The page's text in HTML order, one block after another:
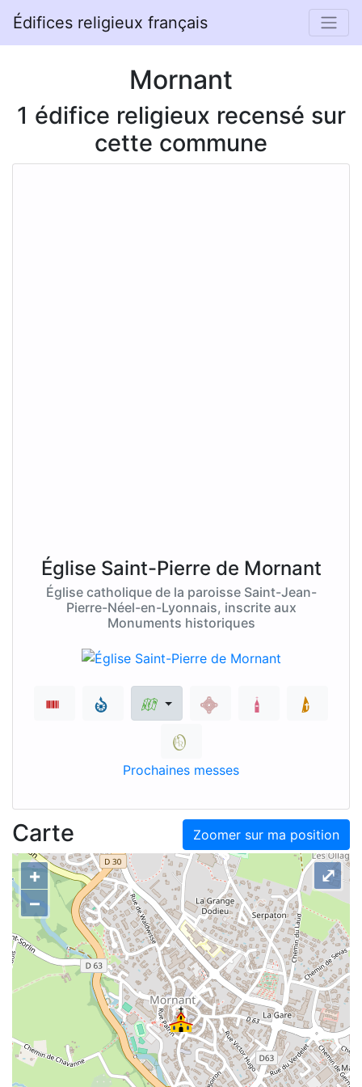
Édifices religieux français
Mornant
1 édifice religieux recensé sur
cette commune
Église Saint-Pierre de Mornant
Église catholique de la paroisse Saint-Jean-
Pierre-Néel-en-Lyonnais, inscrite aux
Monuments historiques
Prochaines messes
Zoomer sur ma position
Carte
+
–
⤢